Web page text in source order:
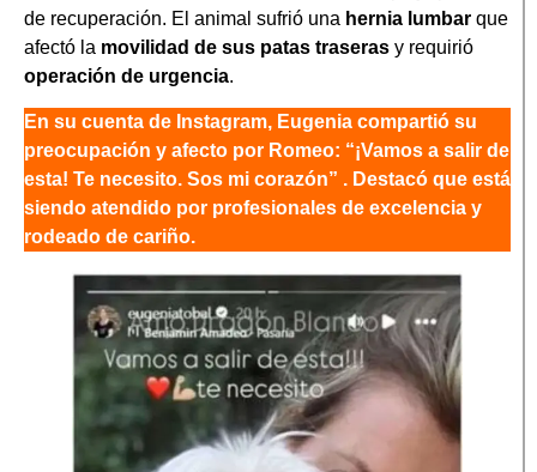
de recuperación. El animal sufrió una hernia lumbar que
afectó la movilidad de sus patas traseras y requirió
operación de urgencia.
En su cuenta de Instagram, Eugenia compartió su
preocupación y afecto por Romeo: “¡Vamos a salir de
esta! Te necesito. Sos mi corazón” . Destacó que está
siendo atendido por profesionales de excelencia y
rodeado de cariño.